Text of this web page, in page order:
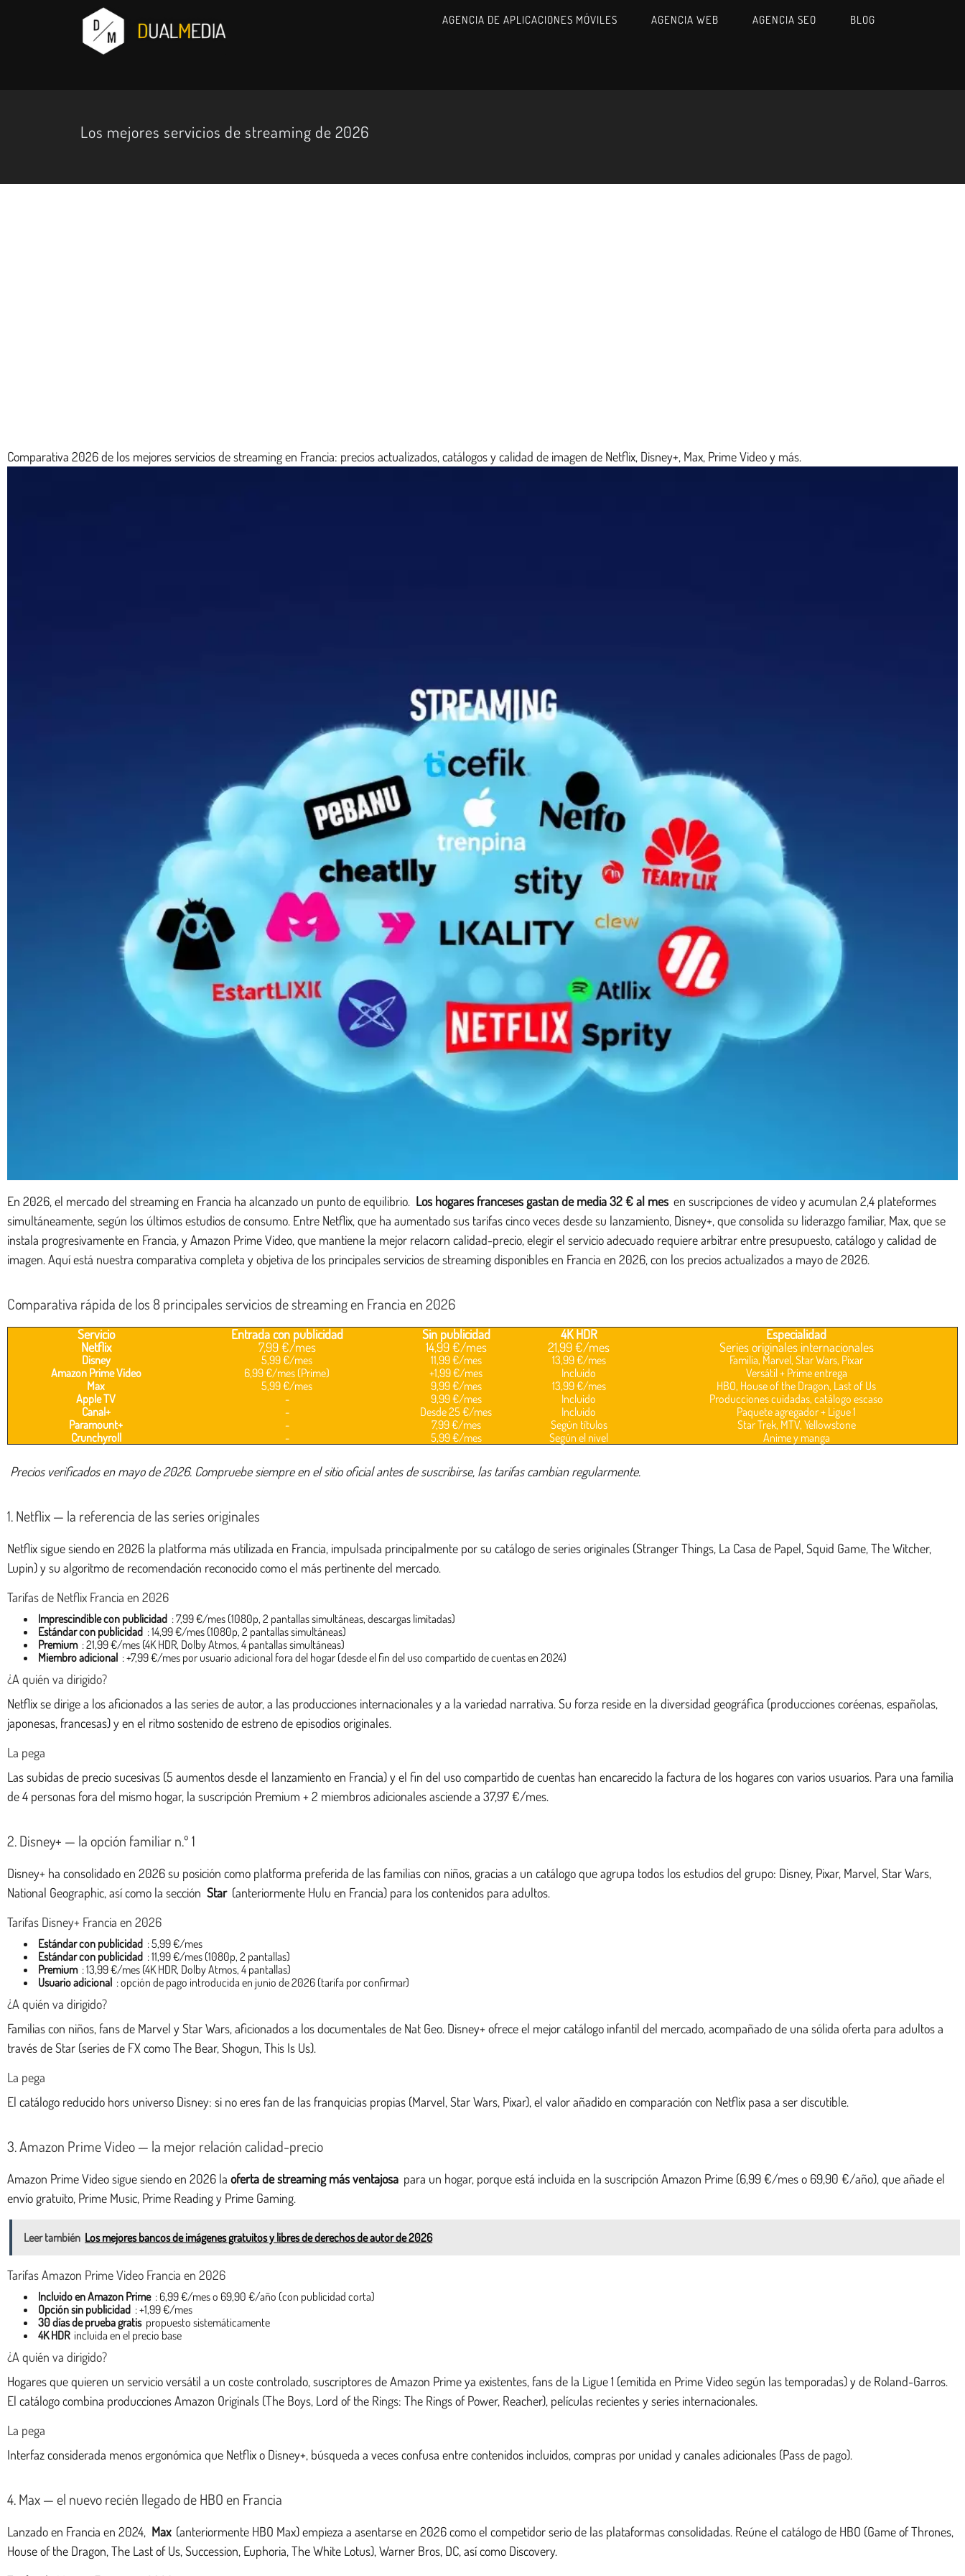
AGENCIA DE APLICACIONES MÓVILES AGENCIA WEB AGENCIA SEO BLOG
Los mejores servicios de streaming de 2026
Comparativa 2026 de los mejores servicios de streaming en Francia: precios actualizados, catálogos y calidad de imagen de Netflix, Disney+, Max, Prime Video y más.
En 2026, el mercado del streaming en Francia ha alcanzado un punto de equilibrio. Los hogares franceses gastan de media 32 € al mes en suscripciones de vídeo y acumulan 2,4 plateformes
simultáneamente, según los últimos estudios de consumo. Entre Netflix, que ha aumentado sus tarifas cinco veces desde su lanzamiento, Disney+, que consolida su liderazgo familiar, Max, que se
instala progresivamente en Francia, y Amazon Prime Video, que mantiene la mejor relacorn calidad-precio, elegir el servicio adecuado requiere arbitrar entre presupuesto, catálogo y calidad de
imagen. Aquí está nuestra comparativa completa y objetiva de los principales servicios de streaming disponibles en Francia en 2026, con los precios actualizados a mayo de 2026.
Comparativa rápida de los 8 principales servicios de streaming en Francia en 2026
Servicio Entrada con publicidad Sin publicidad 4K HDR
Especialidad
Netflix
7,99 €/mes 14,99 €/mes 21,99 €/mes Series originales internacionales
Disney 5,99 €/mes 11,99 €/mes 13,99 €/mes
Familia, Marvel, Star Wars, Pixar
Amazon Prime Video
6,99 €/mes (Prime) +1,99 €/mes Incluido
Versátil + Prime entrega
Max
5,99 €/mes 9,99 €/mes 13,99 €/mes
HBO, House of the Dragon, Last of Us
Apple TV
- 9,99 €/mes Incluido
Producciones cuidadas, catálogo escaso
Canal+
- Desde 25 €/mes Incluido
Paquete agregador + Ligue 1
Paramount+
- 7,99 €/mes Según títulos
Star Trek, MTV, Yellowstone
Crunchyroll
- 5,99 €/mes Según el nivel Anime y manga
Precios verificados en mayo de 2026. Compruebe siempre en el sitio oficial antes de suscribirse, las tarifas cambian regularmente.
1. Netflix — la referencia de las series originales
Netflix sigue siendo en 2026 la platforma más utilizada en Francia, impulsada principalmente por su catálogo de series originales (Stranger Things, La Casa de Papel, Squid Game, The Witcher,
Lupin) y su algoritmo de recomendación reconocido como el más pertinente del mercado.
Tarifas de Netflix Francia en 2026
Imprescindible con publicidad : 7,99 €/mes (1080p, 2 pantallas simultáneas, descargas limitadas)
Estándar con publicidad : 14,99 €/mes (1080p, 2 pantallas simultáneas)
Premium : 21,99 €/mes (4K HDR, Dolby Atmos, 4 pantallas simultáneas)
Miembro adicional : +7,99 €/mes por usuario adicional fora del hogar (desde el fin del uso compartido de cuentas en 2024)
¿A quién va dirigido?
Netflix se dirige a los aficionados a las series de autor, a las producciones internacionales y a la variedad narrativa. Su forza reside en la diversidad geográfica (producciones coréenas, españolas,
japonesas, francesas) y en el ritmo sostenido de estreno de episodios originales.
La pega
Las subidas de precio sucesivas (5 aumentos desde el lanzamiento en Francia) y el fin del uso compartido de cuentas han encarecido la factura de los hogares con varios usuarios. Para una familia
de 4 personas fora del mismo hogar, la suscripción Premium + 2 miembros adicionales asciende a 37,97 €/mes.
2. Disney+ — la opción familiar n.º 1
Disney+ ha consolidado en 2026 su posición como platforma preferida de las familias con niños, gracias a un catálogo que agrupa todos los estudios del grupo: Disney, Pixar, Marvel, Star Wars,
National Geographic, así como la sección Star (anteriormente Hulu en Francia) para los contenidos para adultos.
Tarifas Disney+ Francia en 2026
Estándar con publicidad : 5,99 €/mes
Estándar con publicidad : 11,99 €/mes (1080p, 2 pantallas)
Premium : 13,99 €/mes (4K HDR, Dolby Atmos, 4 pantallas)
Usuario adicional : opción de pago introducida en junio de 2026 (tarifa por confirmar)
¿A quién va dirigido?
Familias con niños, fans de Marvel y Star Wars, aficionados a los documentales de Nat Geo. Disney+ ofrece el mejor catálogo infantil del mercado, acompañado de una sólida oferta para adultos a
través de Star (series de FX como The Bear, Shogun, This Is Us).
La pega
El catálogo reducido hors universo Disney: si no eres fan de las franquicias propias (Marvel, Star Wars, Pixar), el valor añadido en comparación con Netflix pasa a ser discutible.
3. Amazon Prime Video — la mejor relación calidad-precio
Amazon Prime Video sigue siendo en 2026 la oferta de streaming más ventajosa para un hogar, porque está incluida en la suscripción Amazon Prime (6,99 €/mes o 69,90 €/año), que añade el
envío gratuito, Prime Music, Prime Reading y Prime Gaming.
Leer también Los mejores bancos de imágenes gratuitos y libres de derechos de autor de 2026
Tarifas Amazon Prime Video Francia en 2026
Incluido en Amazon Prime : 6,99 €/mes o 69,90 €/año (con publicidad corta)
Opción sin publicidad : +1,99 €/mes
30 días de prueba gratis propuesto sistemáticamente
4K HDR incluida en el precio base
¿A quién va dirigido?
Hogares que quieren un servicio versátil a un coste controlado, suscriptores de Amazon Prime ya existentes, fans de la Ligue 1 (emitida en Prime Video según las temporadas) y de Roland-Garros.
El catálogo combina producciones Amazon Originals (The Boys, Lord of the Rings: The Rings of Power, Reacher), películas recientes y series internacionales.
La pega
Interfaz considerada menos ergonómica que Netflix o Disney+, búsqueda a veces confusa entre contenidos incluidos, compras por unidad y canales adicionales (Pass de pago).
4. Max — el nuevo recién llegado de HBO en Francia
Lanzado en Francia en 2024, Max (anteriormente HBO Max) empieza a asentarse en 2026 como el competidor serio de las plataformas consolidadas. Reúne el catálogo de HBO (Game of Thrones,
House of the Dragon, The Last of Us, Succession, Euphoria, The White Lotus), Warner Bros, DC, así como Discovery.